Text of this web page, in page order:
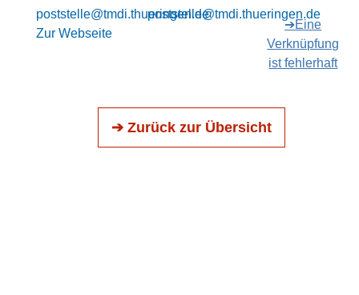
poststelle@tmdi.thueringen.de
Zur Webseite
poststelle@tmdi.thueringen.de
➔Eine
Verknüpfung
ist fehlerhaft
➔ Zurück zur Übersicht